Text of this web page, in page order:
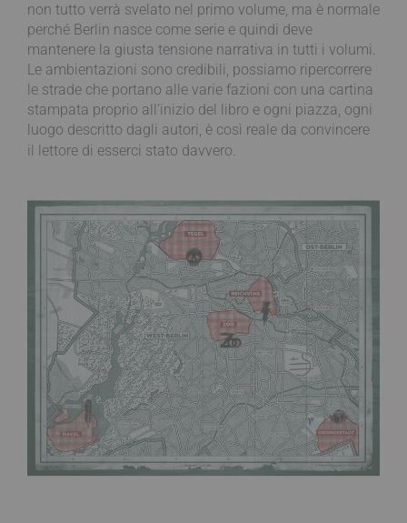
non tutto verrà svelato nel primo volume, ma è normale
perché Berlin nasce come serie e quindi deve
mantenere la giusta tensione narrativa in tutti i volumi.
Le ambientazioni sono credibili, possiamo ripercorrere
le strade che portano alle varie fazioni con una cartina
stampata proprio all’inizio del libro e ogni piazza, ogni
luogo descritto dagli autori, è così reale da convincere
il lettore di esserci stato davvero.